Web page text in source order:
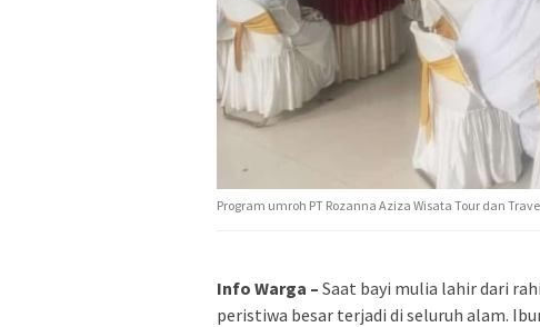
Program umroh PT Rozanna Aziza Wisata Tour dan
Info Warga – Saat bayi mulia lahir dari
peristiwa besar terjadi di seluruh alam.